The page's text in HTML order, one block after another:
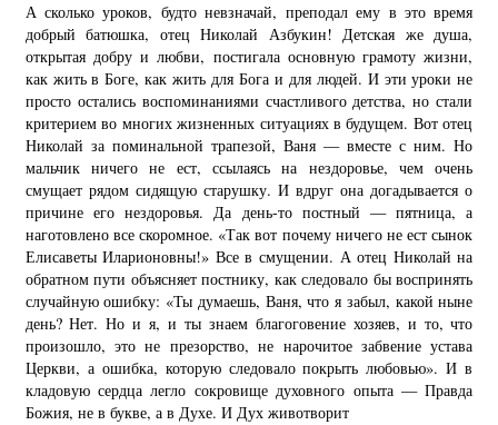
А сколько уроков, будто невзначай, преподал ему в это время
добрый батюшка, отец Николай Азбукин! Детская же душа,
открытая добру и любви, постигала основную грамоту жизни,
как жить в Боге, как жить для Бога и для людей. И эти уроки не
просто остались воспоминаниями счастливого детства, но стали
критерием во многих жизненных ситуациях в будущем. Вот отец
Николай за поминальной трапезой, Ваня — вместе с ним. Но
мальчик ничего не ест, ссылаясь на нездоровье, чем очень
смущает рядом сидящую старушку. И вдруг она догадывается о
причине его нездоровья. Да день-то постный — пятница, а
наготовлено все скоромное. «Так вот почему ничего не ест сынок
Елисаветы Иларионовны!» Все в смущении. А отец Николай на
обратном пути объясняет постнику, как следовало бы воспринять
случайную ошибку: «Ты думаешь, Ваня, что я забыл, какой ныне
день? Нет. Но и я, и ты знаем благоговение хозяев, и то, что
произошло, это не презорство, не нарочитое забвение устава
Церкви, а ошибка, которую следовало покрыть любовью». И в
кладовую сердца легло сокровище духовного опыта — Правда
Божия, не в букве, а в Духе. И Дух животворит